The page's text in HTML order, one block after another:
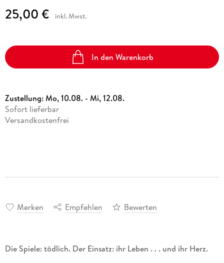
25,00 € inkl. Mwst.
In den Warenkorb
Zustellung:Mo, 10.08. - Mi, 12.08.
Sofort lieferbar
Versandkostenfrei
Merken Empfehlen Bewerten
Die Spiele: tödlich. Der Einsatz: ihr Leben . . . und ihr Herz.